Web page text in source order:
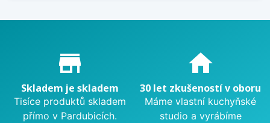
Proč nakupovat u nás?
store_mall_directory
Skladem je skladem
Tisíce produktů skladem
přímo v Pardubicích.
home
30 let zkušeností v oboru
Máme vlastní kuchyňské
studio a vyrábíme